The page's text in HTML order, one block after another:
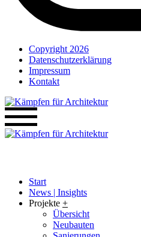
Copyright 2026
Datenschutzerklärung
Impressum
Kontakt
Start
News | Insights
Projekte +
Übersicht
Neubauten